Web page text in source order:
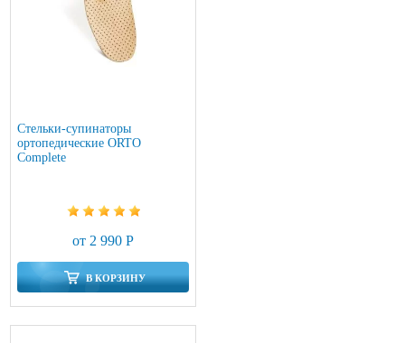
Стельки-супинаторы
ортопедические ORTO
Complete
от 2 990 Р
В КОРЗИНУ